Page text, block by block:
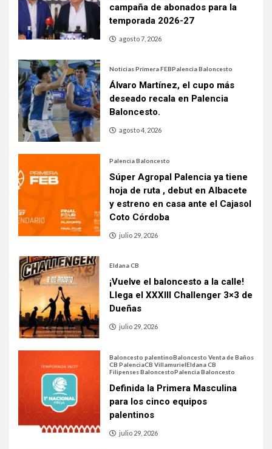
campaña de abonados para la
temporada 2026-27
agosto 7, 2026
Noticias Primera FEBPalencia Baloncesto
Álvaro Martínez, el cupo más
deseado recala en Palencia
Baloncesto.
agosto 4, 2026
Palencia Baloncesto
Súper Agropal Palencia ya tiene
hoja de ruta , debut en Albacete
y estreno en casa ante el Cajasol
Coto Córdoba
julio 29, 2026
Eldana CB
¡Vuelve el baloncesto a la calle!
Llega el XXXIII Challenger 3×3 de
Dueñas
julio 29, 2026
Baloncesto palentinoBaloncesto Venta de Baños
CB PalenciaCB VillamurielEldana CB
Filipenses BaloncestoPalencia Baloncesto
Definida la Primera Masculina
para los cinco equipos
palentinos
julio 29, 2026